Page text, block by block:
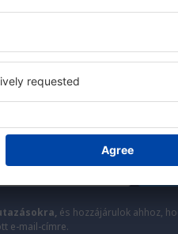
– kapjon egyedi
előtt.
az utazók
és hozzájárulok ahhoz,
e-mail-címre.